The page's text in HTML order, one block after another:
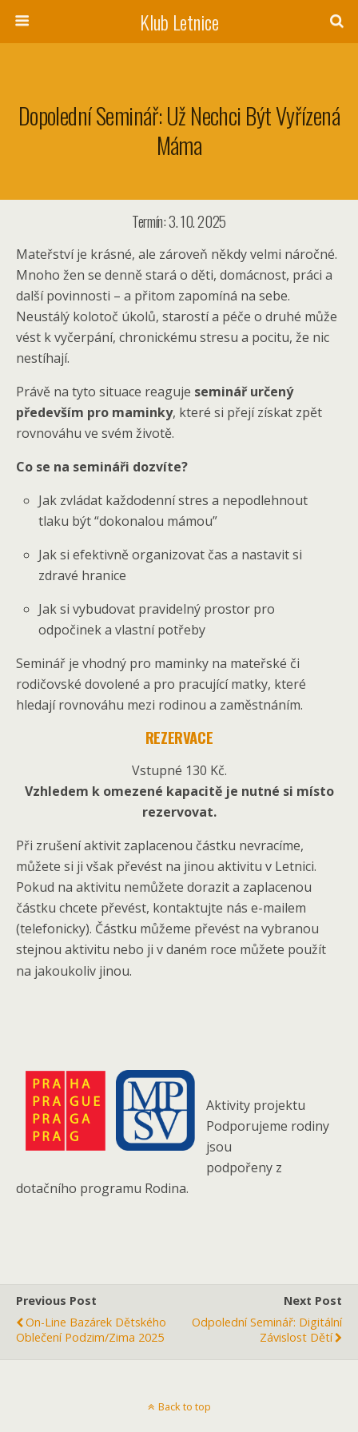
Klub Letnice
Dopolední Seminář: Už Nechci Být Vyřízená
Máma
Termín: 3. 10. 2025
Mateřství je krásné, ale zároveň někdy velmi náročné.
Mnoho žen se denně stará o děti, domácnost, práci a
další povinnosti – a přitom zapomíná na sebe.
Neustálý kolotoč úkolů, starostí a péče o druhé může
vést k vyčerpání, chronickému stresu a pocitu, že nic
nestíhají.
Právě na tyto situace reaguje seminář určený
především pro maminky, které si přejí získat zpět
rovnováhu ve svém životě.
Co se na semináři dozvíte?
Jak zvládat každodenní stres a nepodlehnout
tlaku být “dokonalou mámou”
Jak si efektivně organizovat čas a nastavit si
zdravé hranice
Jak si vybudovat pravidelný prostor pro
odpočinek a vlastní potřeby
Seminář je vhodný pro maminky na mateřské či
rodičovské dovolené a pro pracující matky, které
hledají rovnováhu mezi rodinou a zaměstnáním.
REZERVACE
Vstupné 130 Kč.
Vzhledem k omezené kapacitě je nutné si místo
rezervovat.
Při zrušení aktivit zaplacenou částku nevracíme,
můžete si ji však převést na jinou aktivitu v Letnici.
Pokud na aktivitu nemůžete dorazit a zaplacenou
částku chcete převést, kontaktujte nás e-mailem
(telefonicky). Částku můžeme převést na vybranou
stejnou aktivitu nebo ji v daném roce můžete použít
na jakoukoliv jinou.
Aktivity projektu
Podporujeme rodiny
jsou
podpořeny z
dotačního programu Rodina.
Previous Post
On-Line Bazárek Dětského
Oblečení Podzim/zima 2025
Next Post
Odpolední Seminář: Digitální
Závislost Dětí
Back to top